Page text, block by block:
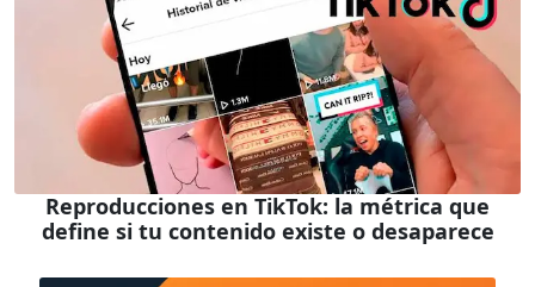
Reproducciones en TikTok: la métrica que
define si tu contenido existe o desaparece